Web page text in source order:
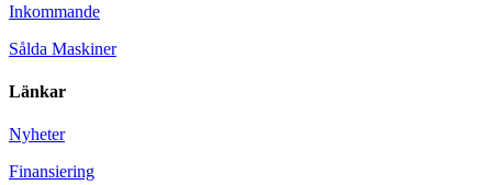
Inkommande
Sålda Maskiner
Länkar
Nyheter
Finansiering